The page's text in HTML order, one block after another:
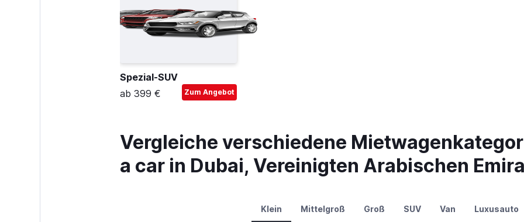
Spezial-SUV
ab 399 €
Zum Angebot
Vergleiche verschiedene
a car in Dubai, Vereinigten Arabischen
Klein Mittelgroß Groß SUV Van Luxusauto